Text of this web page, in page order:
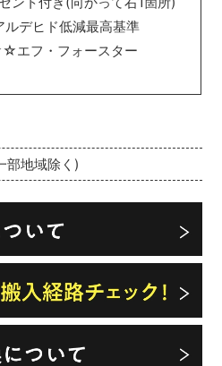
部地域除く)
ルデヒド低減最高基準
フ・フォースター